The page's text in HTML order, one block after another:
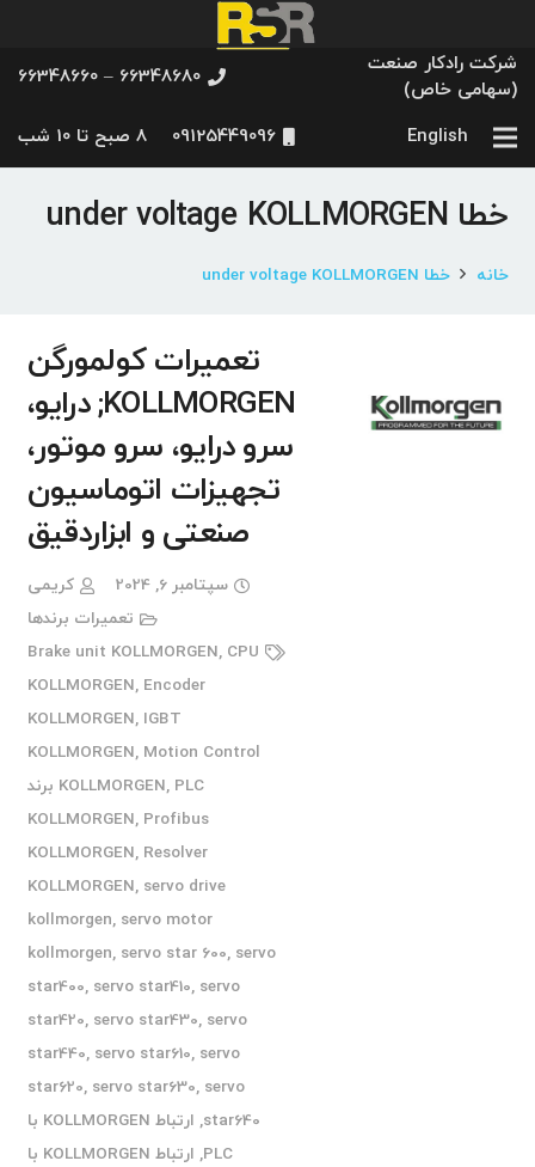
شرکت رادکار صنعت
(سهامی خاص)
66348680 – 66348660
English
09125449096 8 صبح تا 10 شب
خطا under voltage KOLLMORGEN
خانه خطا under voltage KOLLMORGEN
تعمیرات کولمورگن
KOLLMORGEN; درایو،
سرو درایو، سرو موتور،
تجهیزات اتوماسیون
صنعتی و ابزاردقیق
سپتامبر 6, 2024
کریمی
تعمیرات برندها
Brake unit KOLLMORGEN, CPU
KOLLMORGEN, Encoder
KOLLMORGEN, IGBT
KOLLMORGEN, Motion Control
KOLLMORGEN,
PLC برند
KOLLMORGEN, Profibus
KOLLMORGEN, Resolver
KOLLMORGEN, servo drive
kollmorgen, servo motor
kollmorgen, servo star 600, servo
star400, servo star410, servo
star420, servo star430, servo
star440, servo star610, servo
star620, servo star630, servo
star640
,
ارتباط KOLLMORGEN با
PLC
,
ارتباط KOLLMORGEN با